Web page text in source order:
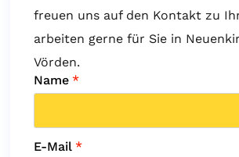
freuen uns auf den Kontakt zu
arbeiten gerne für Sie in
Vörden.
Name *
E-Mail *